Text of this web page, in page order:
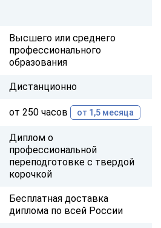
Высшего или среднего
профессионального
образования
Дистанционно
от 250 часов от 1,5 месяца
Диплом о
профессиональной
переподготовке с твердой
корочкой
Бесплатная доставка
диплома по всей России